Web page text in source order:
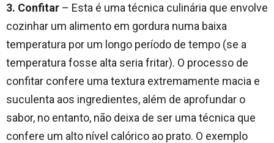
3. Confitar – Esta é uma técnica culinária que envolve
cozinhar um alimento em gordura numa baixa
temperatura por um longo período de tempo (se a
temperatura fosse alta seria fritar). O processo de
confitar confere uma textura extremamente macia e
suculenta aos ingredientes, além de aprofundar o
sabor, no entanto, não deixa de ser uma técnica que
confere um alto nível calórico ao prato. O exemplo